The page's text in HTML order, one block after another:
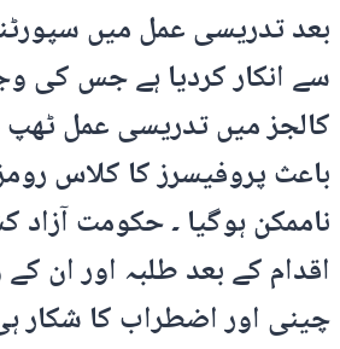
بعد تدریسی عمل میں
سے انکار کردیا ہے جس کی
کالجز میں تدریسی عمل ٹھپ
باعث پروفیسرز کا کلاس
ناممکن ہوگیا ۔ حکومت
اقدام کے بعد طلبہ اور ان
چینی اور اضطراب کا شکار